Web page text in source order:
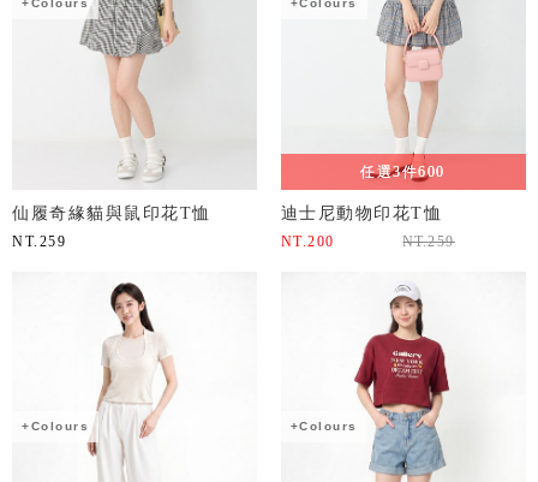
+Colours
仙履奇緣貓與鼠印花T恤
NT. 259
+Colours
任選3件600
迪士尼動物印花T恤
NT.200 NT.259
+Colours +Colours